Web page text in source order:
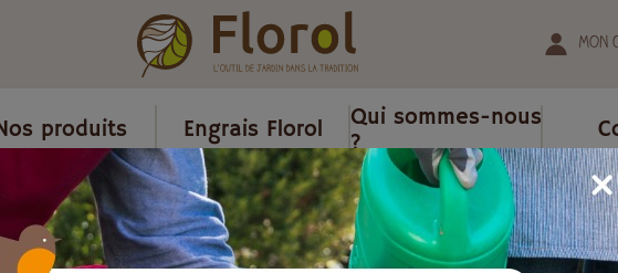
Mon
produits Engrais Florol
Qui sommes-nous
?
/Couteau désherbeur poignée bois.